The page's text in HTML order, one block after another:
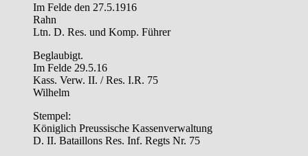
Im Felde den 27.5.1916
Rahn
Ltn. D. Res. und Komp. Führer
Beglaubigt.
Im Felde 29.5.16
Kass. Verw. II. / Res. I.R. 75
Wilhelm
Stempel:
Königlich Preussische Kassenverwaltung
D. II. Bataillons Res. Inf. Regts Nr. 75